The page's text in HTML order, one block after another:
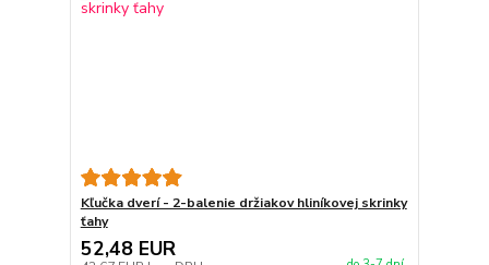
Kľučka dverí - 2-balenie držiakov hliníkovej skrinky
ťahy
52,48 EUR